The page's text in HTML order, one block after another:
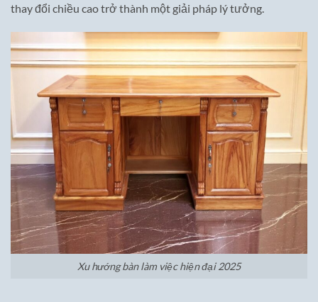
thay đổi chiều cao trở thành một giải pháp lý tưởng.
Xu hướng bàn làm việc hiện đại 2025